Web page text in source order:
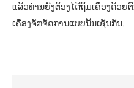
ແລ້ວທ່ານຍັງຕ້ອງໄດ້ຖີ້ມເຄື່ອງດ້ວຍ
ເຄື່ອງຈັກຈັດການແບບນັ້ນເຊັ່ນກັນ.